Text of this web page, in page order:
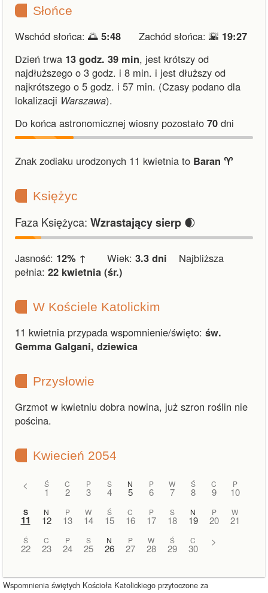
Słońce
Wschód słońca: 🌅 5:48 Zachód słońca: 🌇 19:27
Dzień trwa 13 godz. 39 min, jest krótszy od
najdłuższego o 3 godz. i 8 min. i jest dłuższy od
najkrótszego o 5 godz. i 57 min. (Czasy podano dla
lokalizacji Warszawa).
Do końca astronomicznej wiosny pozostało 70 dni
Znak zodiaku urodzonych 11 kwietnia to Baran ♈︎
Księżyc
Faza Księżyca: Wzrastający sierp 🌒
Jasność: 12% ↑ Wiek: 3.3 dni Najbliższa
pełnia: 22 kwietnia (śr.)
W Kościele Katolickim
11 kwietnia przypada wspomnienie/święto: św.
Gemma Galgani, dziewica
Przysłowie
Grzmot w kwietniu dobra nowina, już szron roślin nie
pościna.
Kwiecień 2054
< Ś
1
C
2
P
3
S
4
N
5
P
6
W
7
Ś
8
C
9
P
10
S
11
N
12
P
13
W
14
Ś
15
C
16
P
17
S
18
N
19
P
20
W
21
Ś
22
C
23
P
24
S
25
N
26
P
27
W
28
Ś
29
C
30
>
Wspomnienia świętych Kościoła Katolickiego przytoczone za